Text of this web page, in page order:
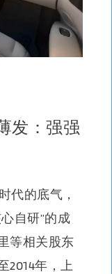
发：强强
代的底气，
自研”的成
等相关股东
2014年，上